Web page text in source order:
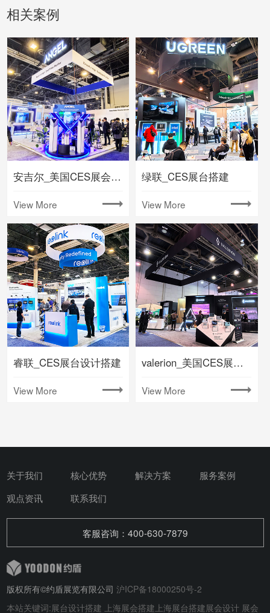
相关案例
安吉尔_美国CES展会搭建
View More
绿联_CES展台搭建
View More
睿联_CES展台设计搭建
View More
valerion_美国CES展台搭建
View More
关于我们 核心优势 解决方案
服务案例
观点资讯
联系我们
客服咨询：400-630-7879
版权所有©约盾展览有限公司 沪ICP备18000250号-2
本站关键词:展台设计搭建 上海展会搭建 上海展台搭建展会设计 展会